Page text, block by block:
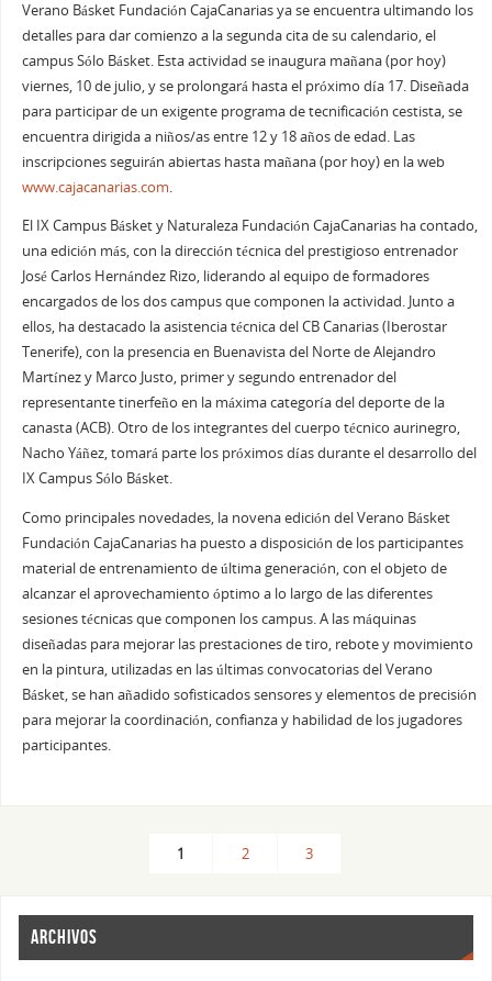
Verano Básket Fundación CajaCanarias ya se encuentra ultimando los
detalles para dar comienzo a la segunda cita de su calendario, el
campus Sólo Básket. Esta actividad se inaugura mañana (por hoy)
viernes, 10 de julio, y se prolongará hasta el próximo día 17. Diseñada
para participar de un exigente programa de tecnificación cestista, se
encuentra dirigida a niños/as entre 12 y 18 años de edad. Las
inscripciones seguirán abiertas hasta mañana (por hoy) en la web
www.cajacanarias.com.
El IX Campus Básket y Naturaleza Fundación CajaCanarias ha contado,
una edición más, con la dirección técnica del prestigioso entrenador
José Carlos Hernández Rizo, liderando al equipo de formadores
encargados de los dos campus que componen la actividad. Junto a
ellos, ha destacado la asistencia técnica del CB Canarias (Iberostar
Tenerife), con la presencia en Buenavista del Norte de Alejandro
Martínez y Marco Justo, primer y segundo entrenador del
representante tinerfeño en la máxima categoría del deporte de la
canasta (ACB). Otro de los integrantes del cuerpo técnico aurinegro,
Nacho Yáñez, tomará parte los próximos días durante el desarrollo del
IX Campus Sólo Básket.
Como principales novedades, la novena edición del Verano Básket
Fundación CajaCanarias ha puesto a disposición de los participantes
material de entrenamiento de última generación, con el objeto de
alcanzar el aprovechamiento óptimo a lo largo de las diferentes
sesiones técnicas que componen los campus. A las máquinas
diseñadas para mejorar las prestaciones de tiro, rebote y movimiento
en la pintura, utilizadas en las últimas convocatorias del Verano
Básket, se han añadido sofisticados sensores y elementos de precisión
para mejorar la coordinación, confianza y habilidad de los jugadores
participantes.
1 2 3
ARCHIVOS